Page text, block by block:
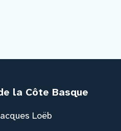
la Côte Basque
Loëb